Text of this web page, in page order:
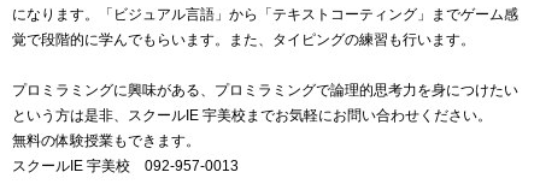
になります。「ビジュアル言語」から「テキストコーティング」までゲーム感
覚で段階的に学んでもらいます。また、タイピングの練習も行います。
プロミラミングに興味がある、プロミラミングで論理的思考力を身につけたい
という方は是非、スクールIE 宇美校までお気軽にお問い合わせください。
無料の体験授業もできます。
スクールIE 宇美校 092-957-0013